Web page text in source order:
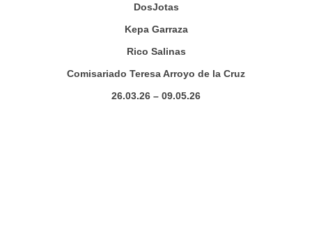
DosJotas
Kepa Garraza
Rico Salinas
Comisariado Teresa Arroyo de la Cruz
26.03.26 – 09.05.26